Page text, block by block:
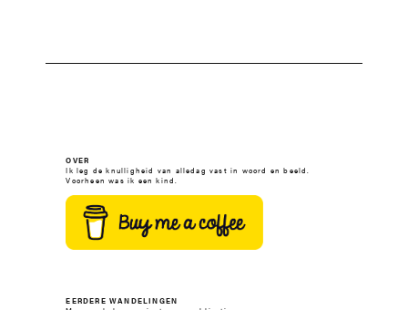
OVER
Ik leg de knulligheid van alledag vast in woord en beeld.
Voorheen was ik een kind.
EERDERE WANDELINGEN